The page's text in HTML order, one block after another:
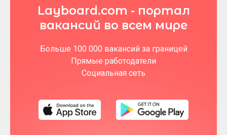
Layboard.com - портал
вакансий во всем мире
Больше 100 000 вакансий за границей
Прямые работодатели
Социальная сеть